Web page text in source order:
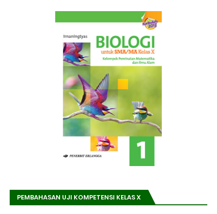
PEMBAHASAN UJI KOMPETENSI KELAS X